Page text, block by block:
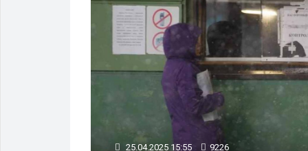
25.04.2025 15:55 9226